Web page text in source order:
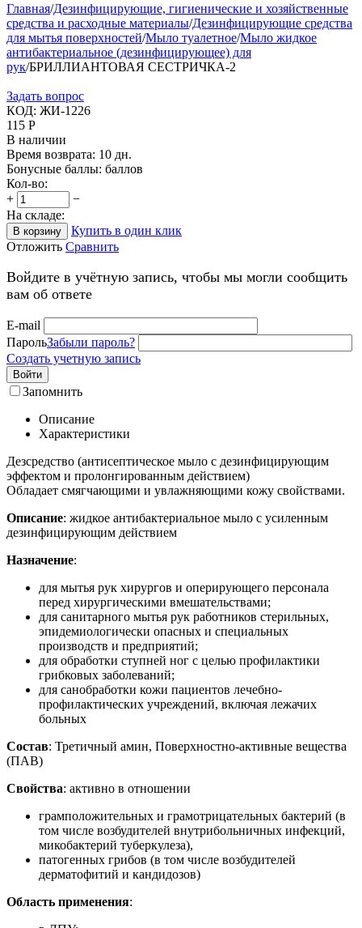
Главная/Дезинфицирующие, гигиенические и хозяйственные
средства и расходные материалы/Дезинфицирующие средства
для мытья поверхностей/Мыло туалетное/Мыло жидкое
антибактериальное (дезинфицирующее) для
рук/БРИЛЛИАНТОВАЯ СЕСТРИЧКА-2
Задать вопрос
КОД: ЖИ-1226
115 Р
В наличии
Время возврата: 10 дн.
Бонусные баллы: баллов
Кол-во:
+
−
На складе:
В корзину
Купить в один клик
Отложить Сравнить
Войдите в учётную запись, чтобы мы могли сообщить
вам об ответе
E-mail
ПарольЗабыли пароль?
Создать учетную запись
Войти
Запомнить
Описание
Характеристики
Дезсредство (антисептическое мыло с дезинфицирующим
эффектом и пролонгированным действием)
Обладает смягчающими и увлажняющими кожу свойствами.
Описание: жидкое антибактериальное мыло с усиленным
дезинфицирующим действием
Назначение:
для мытья рук хирургов и оперирующего персонала
перед хирургическими вмешательствами;
для санитарного мытья рук работников стерильных,
эпидемиологически опасных и специальных
производств и предприятий;
для обработки ступней ног с целью профилактики
грибковых заболеваний;
для санобработки кожи пациентов лечебно-
профилактических учреждений, включая лежачих
больных
Состав: Третичный амин, Поверхностно-активные вещества
(ПАВ)
Свойства: активно в отношении
грамположительных и грамотрицательных бактерий (в
том числе возбудителей внутрибольничных инфекций,
микобактерий туберкулеза),
патогенных грибов (в том числе возбудителей
дерматофитий и кандидозов)
Область применения: